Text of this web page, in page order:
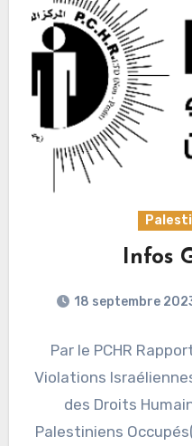
Infos
18 septembre
Par le PCHR
Violations
des Droits
Palestiniens